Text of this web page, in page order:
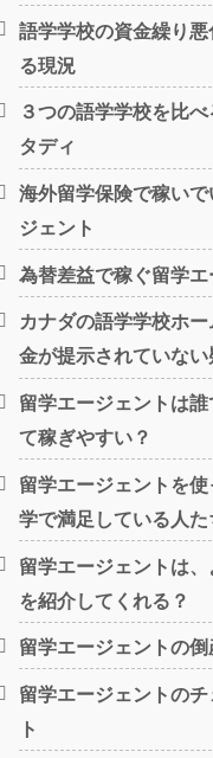
語学学校の資金繰り
る現況
３つの語学学校を比
タディ
海外留学保険で稼い
ジェント
為替差益で稼ぐ留学エ
カナダの語学学校ホ
金が提示されていない
留学エージェントは
て稼ぎやすい？
留学エージェントを
学で満足している人た
留学エージェントは
を紹介してくれる？
留学エージェントの倒
留学エージェントの
ト